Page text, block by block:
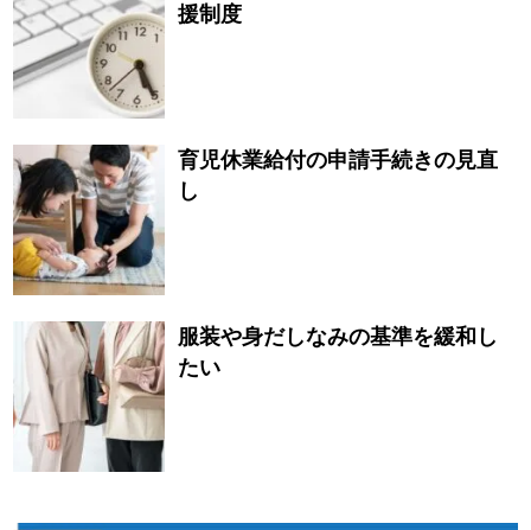
援制度
育児休業給付の申請手続きの見直
し
服装や身だしなみの基準を緩和し
たい